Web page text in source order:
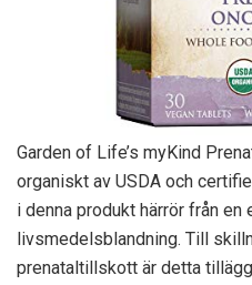
Garden of Life’s myKind
organiskt av USDA och
i denna produkt härrör från en
livsmedelsblandning. Till
prenataltillskott är detta